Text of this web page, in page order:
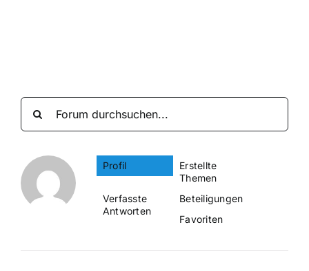
Profil
Erstellte
Themen
Verfasste
Antworten
Beteiligungen
Favoriten